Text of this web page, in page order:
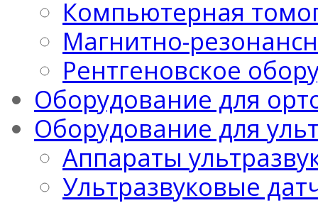
Компьютерная
Магнитно-
Рентгеновское
Оборудование для
Оборудование для
Аппараты
Ультразвуковые